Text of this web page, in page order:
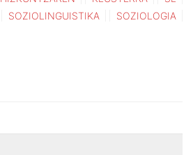
SOZIOLINGUISTIKA
SOZIOLOGIA